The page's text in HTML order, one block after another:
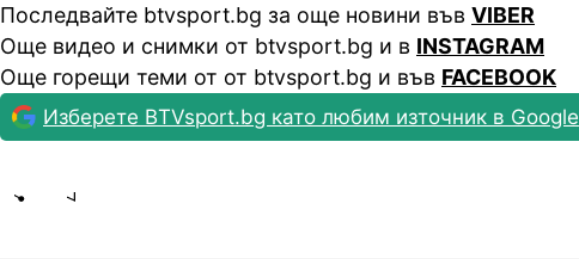
Последвайте btvsport.bg за още новини във VIBER
Още видео и снимки от btvsport.bg и в INSTAGRAM
Още горещи теми от от btvsport.bg и във FACEBOOK
Изберете BTVsport.bg като любим източник в Google